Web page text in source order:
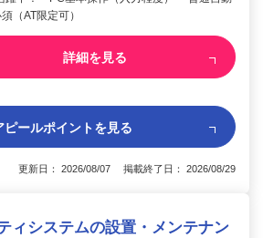
（AT限定可）
詳細を見る
ピールポイントを見る
更新日： 2026/08/07 掲載終了日： 2026/08/29
ィシステムの設置・メンテナン